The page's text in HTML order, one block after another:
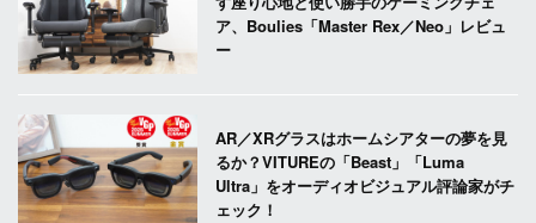
ア、Boulies「Master Rex／Neo」レビュ
ー
AR／XRグラスはホームシアターの夢を見
るか？VITUREの「Beast」「Luma
Ultra」をオーディオビジュアル評論家がチ
ェック！